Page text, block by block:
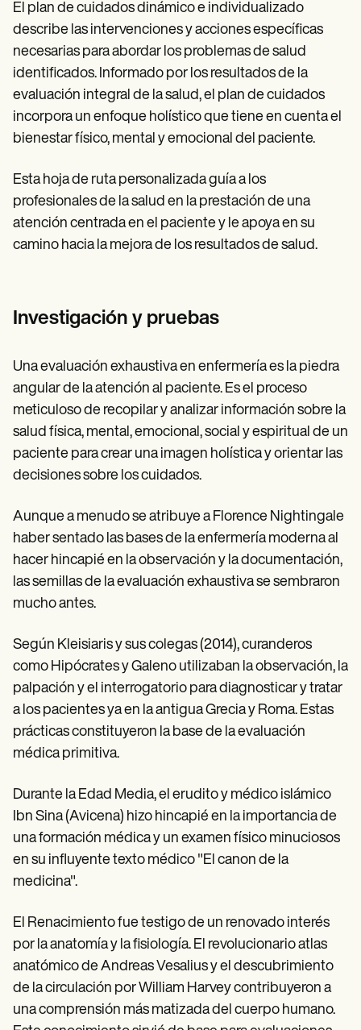
El plan de cuidados dinámico e individualizado
describe las intervenciones y acciones específicas
necesarias para abordar los problemas de salud
identificados. Informado por los resultados de la
evaluación integral de la salud, el plan de cuidados
incorpora un enfoque holístico que tiene en cuenta el
bienestar físico, mental y emocional del paciente.
Esta hoja de ruta personalizada guía a los
profesionales de la salud en la prestación de una
atención centrada en el paciente y le apoya en su
camino hacia la mejora de los resultados de salud.
Investigación y pruebas
Una evaluación exhaustiva en enfermería es la piedra
angular de la atención al paciente. Es el proceso
meticuloso de recopilar y analizar información sobre la
salud física, mental, emocional, social y espiritual de un
paciente para crear una imagen holística y orientar las
decisiones sobre los cuidados.
Aunque a menudo se atribuye a Florence Nightingale
haber sentado las bases de la enfermería moderna al
hacer hincapié en la observación y la documentación,
las semillas de la evaluación exhaustiva se sembraron
mucho antes.
Según Kleisiaris y sus colegas (2014), curanderos
como Hipócrates y Galeno utilizaban la observación, la
palpación y el interrogatorio para diagnosticar y tratar
a los pacientes ya en la antigua Grecia y Roma. Estas
prácticas constituyeron la base de la evaluación
médica primitiva.
Durante la Edad Media, el erudito y médico islámico
Ibn Sina (Avicena) hizo hincapié en la importancia de
una formación médica y un examen físico minuciosos
en su influyente texto médico "El canon de la
medicina".
El Renacimiento fue testigo de un renovado interés
por la anatomía y la fisiología. El revolucionario atlas
anatómico de Andreas Vesalius y el descubrimiento
de la circulación por William Harvey contribuyeron a
una comprensión más matizada del cuerpo humano.